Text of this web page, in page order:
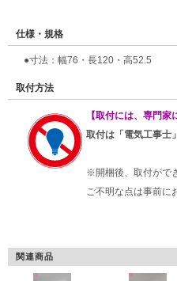
仕様・規格
●寸法：幅76・長120・高52.5
取付方法
【取付には、専門家
取付は「電気工事士
※開梱後、取付がで
ご不明な点は事前に
関連商品